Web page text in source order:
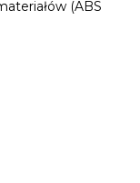
(ABS